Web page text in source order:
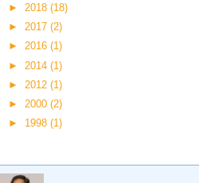
► 2018 (18)
► 2017 (2)
► 2016 (1)
► 2014 (1)
► 2012 (1)
► 2000 (2)
► 1998 (1)